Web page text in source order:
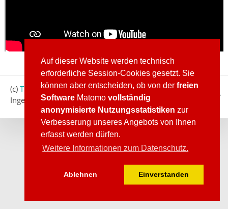
Auf dieser Website werden technisch
erforderliche Session-Cookies gesetzt. Sie
können aber entscheiden, ob von der freien
Software Matomo vollständig
anonymisierte Nutzungsstatistiken zur
Verbesserung unseres Angebots von Ihnen
erfasst werden dürfen.
Weitere Informationen zum Datenschutz.
Ablehnen Einverstanden
(c) Tiger-Garten Waldeck e.V., Waldeck 1, 55218
Ingelheim, Tel.: +49 172 6121741